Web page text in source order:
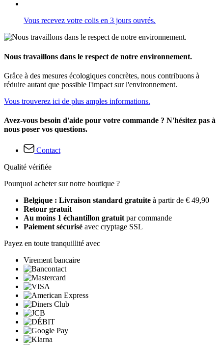
Vous recevez votre colis en 3 jours ouvrés.
Nous travaillons dans le respect de notre environnement.
Grâce à des mesures écologiques concrètes, nous contribuons à
réduire autant que possible l'impact sur l'environnement.
Vous trouverez ici de plus amples informations.
Avez-vous besoin d'aide pour votre commande ? N'hésitez pas à
nous poser vos questions.
Contact
Qualité vérifiée
Pourquoi acheter sur notre boutique ?
Belgique : Livraison standard gratuite à partir de € 49,90
Retour gratuit
Au moins 1 échantillon gratuit par commande
Paiement sécurisé avec cryptage SSL
Payez en toute tranquillité avec
Virement bancaire